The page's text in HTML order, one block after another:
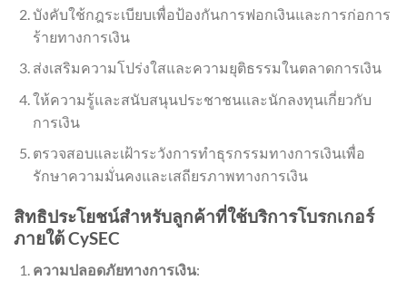
บังคับใช้กฎระเบียบเพื่อป้องกันการฟอกเงินและการก่อการ
ร้ายทางการเงิน
ส่งเสริมความโปร่งใสและความยุติธรรมในตลาดการเงิน
ให้ความรู้และสนับสนุนประชาชนและนักลงทุนเกี่ยวกับ
การเงิน
ตรวจสอบและเฝ้าระวังการทำธุรกรรมทางการเงินเพื่อ
รักษาความมั่นคงและเสถียรภาพทางการเงิน
สิทธิประโยชน์สำหรับลูกค้าที่ใช้บริการโบรกเกอร์
ภายใต้ CySEC
ความปลอดภัยทางการเงิน: